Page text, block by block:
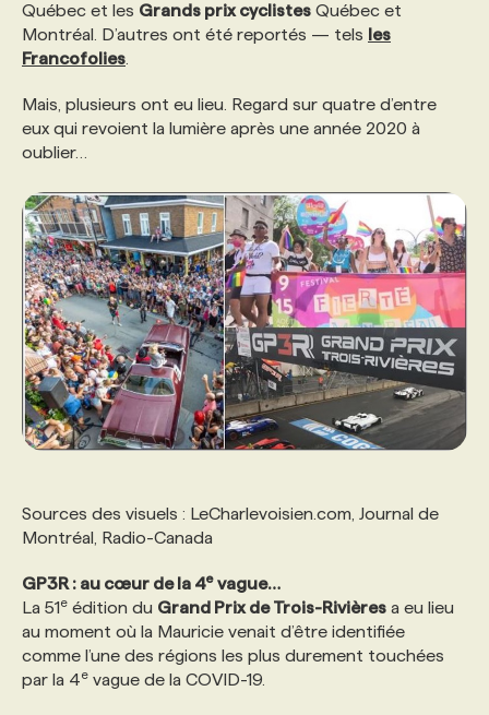
ANNONCEZ AVEC NOUS
Québec et les Grands prix cyclistes Québec et
Montréal. D’autres ont été reportés — tels les
Francofolies
Mais, plusieurs ont eu lieu. Regard sur quatre d’entre
eux qui revoient la lumière après une année 2020 à
oublier…
Sources des visuels : LeCharlevoisien.com, Journal de
Montréal, Radio-Canada
GP3R : au cœur de la 4e vague…
La 51 e édition du Grand Prix de Trois-Rivières a eu lieu
au moment où la Mauricie venait d’être identifiée
comme l’une des régions les plus durement touchées
par la 4e vague de la COVID-19.